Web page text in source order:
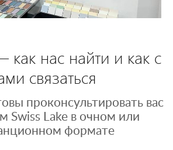
как нас найти и как с
связаться
проконсультировать вас
Swiss Lake в очном или
формате